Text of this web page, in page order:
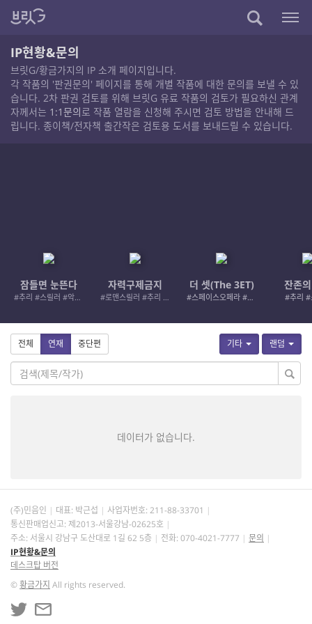
IP현황&문의
브릿G/황금가지의 IP 소개 페이지입니다.
각 작품의 '판권문의' 페이지를 통해 개별 작품에 대한 문의를 보낼 수 있
습니다. 2차 판권 검토를 위해 브릿G 유료 작품의 검토가 필요하신 관계
자께서는 1:1문의로 작품 열람을 신청해 주시면 검토 방법을 안내해 드
립니다. 종이책/전자책 출간작은 검토용 도서를 보내드릴 수 있습니다.
잠들면 눈뜬다
#추리 #스릴러 #악인 #로드레이지
자력구제금지
#로맨스릴러 #추리 #여성서사 #사적제재
더 셋(The 3ET)
#스페이스오페라 #우주활극
잔존
#추리 #
기타 랜덤
전체 연재 중단편
데이터가 없습니다.
(주)민음인 대표: 박근섭 사업자번호: 211-88-33701
통신판매업신고: 제2013-서울강남-02625호
주소: 서울시 강남구 도산대로 1길 62 5층
전화: 070-4021-7777
문의
IP현황&문의
데스크탑 버전
©황금가지 All rights reserved.